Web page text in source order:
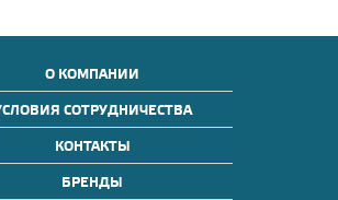
О КОМПАНИИ
СОТРУДНИЧЕСТВА
КОНТАКТЫ
БРЕНДЫ